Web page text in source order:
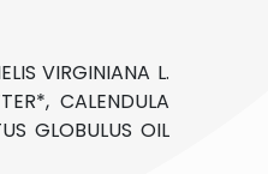
VIRGINIANA L.
CALENDULA
GLOBULUS OIL